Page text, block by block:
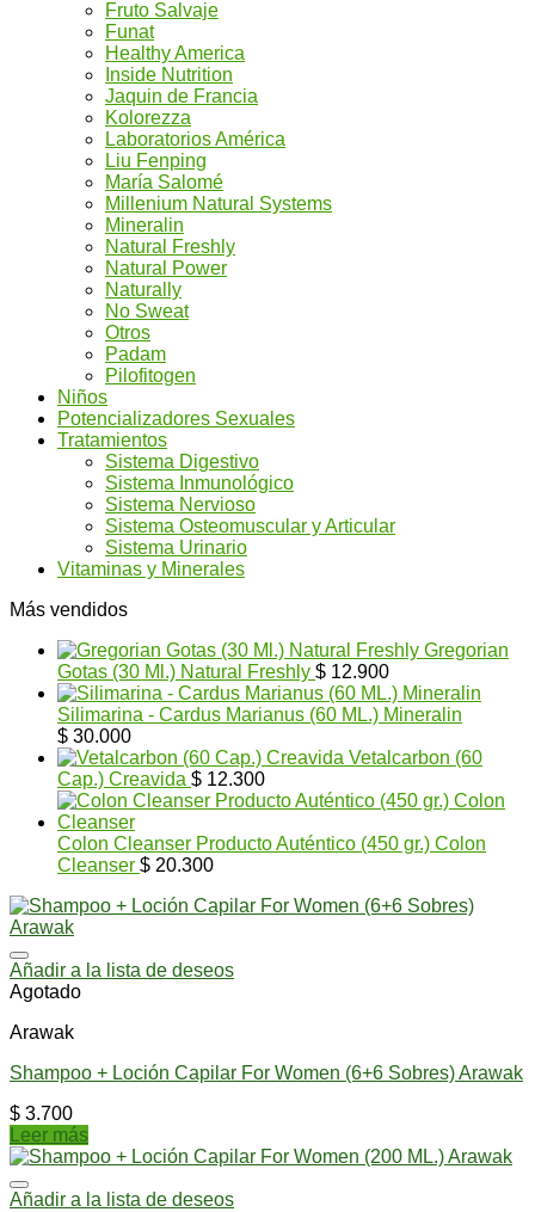
Fruto Salvaje
Funat
Healthy America
Inside Nutrition
Jaquin de Francia
Kolorezza
Laboratorios América
Liu Fenping
María Salomé
Millenium Natural Systems
Mineralin
Natural Freshly
Natural Power
Naturally
No Sweat
Otros
Padam
Pilofitogen
Niños
Potencializadores Sexuales
Tratamientos
Sistema Digestivo
Sistema Inmunológico
Sistema Nervioso
Sistema Osteomuscular y Articular
Sistema Urinario
Vitaminas y Minerales
Más vendidos
Gregorian
Gotas (30 Ml.) Natural Freshly $ 12.900
Silimarina - Cardus Marianus (60 ML.) Mineralin
$ 30.000
Vetalcarbon (60
Cap.) Creavida $ 12.300
Colon Cleanser Producto Auténtico (450 gr.) Colon
Cleanser $ 20.300
Añadir a la lista de deseos
Agotado
Arawak
Shampoo + Loción Capilar For Women (6+6 Sobres) Arawak
$ 3.700
Leer más
Añadir a la lista de deseos